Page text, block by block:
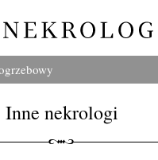
Inne nekrologi